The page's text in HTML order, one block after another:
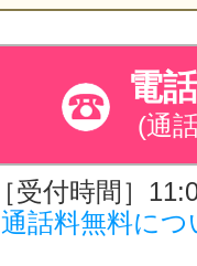
電
(通
［受付時間］
通話料無料につ